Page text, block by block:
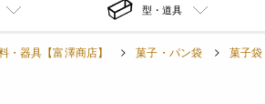
型・道具
・器具【富澤商店】 菓子・パン袋 菓子袋